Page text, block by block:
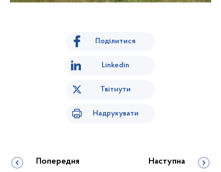
Поділитися
Linkedin
Твітнути
Надрукувати
Попередня Наступна